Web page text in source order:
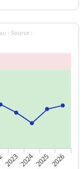
- Source :
2023202420252026